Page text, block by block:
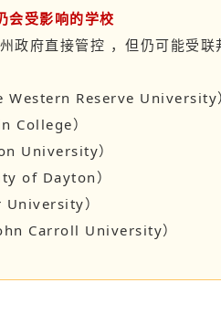
会受影响的学校
政府直接管控 ，但仍可能受联
Western Reserve University
College）
University）
of Dayton）
University）
Carroll University）